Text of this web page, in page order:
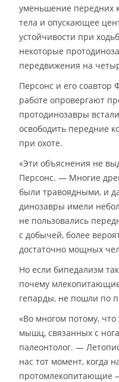
уменьшение передних
тела и опускающее
устойчивости при
некоторые
передвижения на
Персонс и его соавтор
работе опровергают
протодинозавры
освободить передние
при охоте.
«Эти объяснения не
Персонс. — Многие
были травоядными, и
динозавры имели
не пользовались
с добычей, более
достаточно мощных
Но если бипедализм
почему
гепарды, не пошли по
«Во многом потому,
мышц, связанных с
палеонтолог. —
нас тот момент, когда
протомлекопитающие